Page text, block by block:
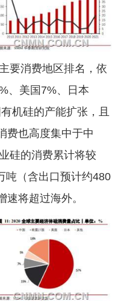
要消费地区排名，依
、美国7%、日本
机硅的产能扩张，且
费也高度集中于中
硅的消费累计将较
吨（含出口预计约480
将超过海外。